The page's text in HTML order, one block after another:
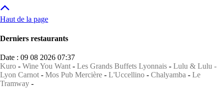
Haut de la page
Derniers restaurants
Date : 09 08 2026 07:37
Kuro - Wine You Want - Les Grands Buffets Lyonnais - Lulu & Lulu -
Lyon Carnot - Mos Pub Mercière - L'Uccellino - Chalyamba - Le
Tramway -